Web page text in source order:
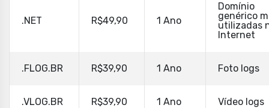
.NET R$49,90 1 Ano
Domínio
genérico
utilizadas
Internet
.FLOG.BR R$39,90 1 Ano Foto logs
.VLOG.BR R$39,90 1 Ano Vídeo logs